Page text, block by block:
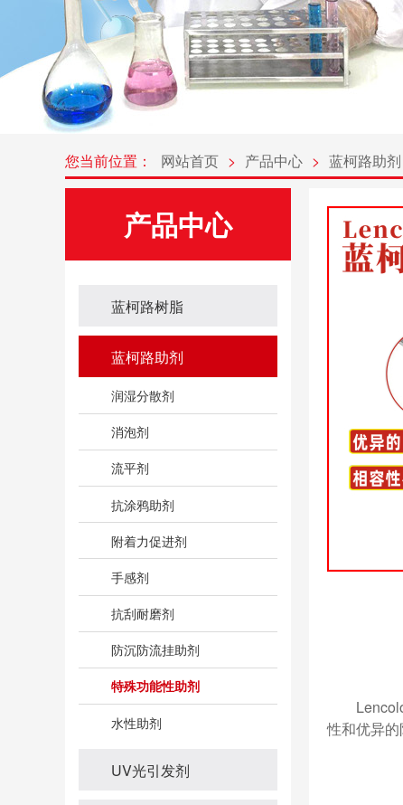
您当前位置： 网站首页 > 产品中心 > 蓝柯路助剂
产品中心
蓝柯路树脂
蓝柯路助剂
润湿分散剂
消泡剂
流平剂
抗涂鸦助剂
附着力促进剂
手感剂
抗刮耐磨剂
防沉防流挂助剂
特殊功能性助剂
水性助剂
UV光引发剂
性和优异的